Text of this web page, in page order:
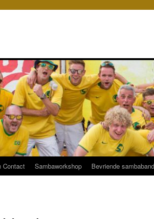
Contact Sambaworkshop Bevriende